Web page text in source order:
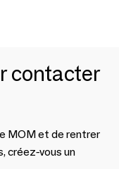
contacter
MOM et de rentrer
créez-vous un